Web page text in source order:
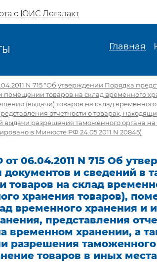
с ЮИС Легалакт
Главная
N 715 "Об утверждении Порядка
товаров на склад временного
(выдачи) товаров на склад
отчетности о товарах,
выдачи разрешения таможенного органа
в Минюсте РФ 24.05.2011 N 20845)
06.04.2011 N 715 Об
документов и сведений в
товаров на склад
хранения товаров),
временного хранения и
представления
временном хранении, а
разрешения таможенного
товаров в иных